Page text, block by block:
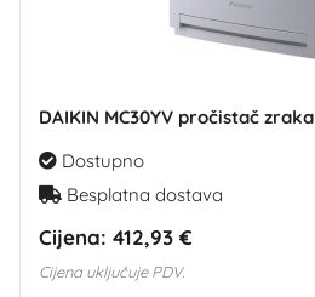
DAIKIN MC30YV pročistač zraka
Dostupno
Besplatna dostava
Cijena: 412,93 €
Cijena uključuje PDV.